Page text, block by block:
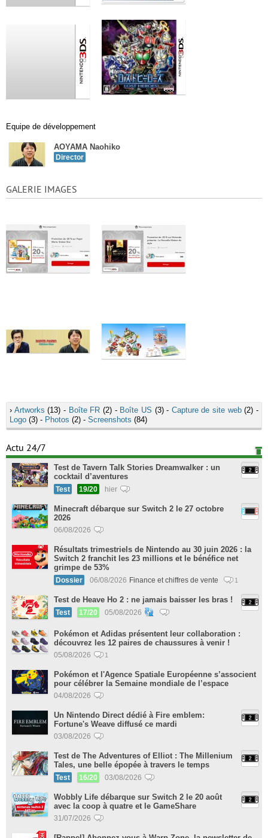
Equipe de développement
AOYAMA Naohiko
Director
GALERIE IMAGES
› Artworks (13) - Boîte FR (2) - Boîte US (3) - Capture de site web(2) -
Logo (3) - Photos (2) - Screenshots (84)
Actu 24/7
Test de Tavern Talk Stories Dreamwalker : un
cocktail d’aventures
Test 19/20 hier
Minecraft débarque sur Switch 2 le 27 octobre
2026
06/08/2026
Résultats trimestriels de Nintendo au 30 juin 2026 : la
Switch 2 franchit les 23 millions et le bénéfice net
grimpe de 53%
Dossier 06/08/2026 Finance et chiffres de vente 1
Test de Heave Ho 2 : ne jamais baisser les bras !
Test 17/20 05/08/2026
Pokémon et Adidas présentent leur collaboration :
découvrez les 12 paires de chaussures à venir !
05/08/2026 1
Pokémon et l'Agence Spatiale Européenne s’associent
pour célébrer la Semaine mondiale de l’espace
04/08/2026
Un Nintendo Direct dédié à Fire emblem:
Fortune's Weave diffusé ce mardi
03/08/2026
Test de The Adventures of Elliot : The Millenium
Tales, une belle épopée à travers le temps
Test 16/20 03/08/2026
Wobbly Life débarque sur Switch 2 le 20 août
avec la coop à quatre et le GameShare
31/07/2026